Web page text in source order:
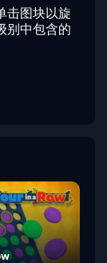
击图块以旋
别中包含的